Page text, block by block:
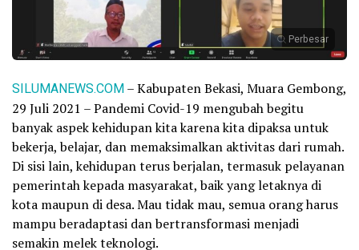
Perbesar
SILUMANEWS.COM– Kabupaten Bekasi, Muara Gembong,
29 Juli 2021 – Pandemi Covid-19 mengubah begitu
banyak aspek kehidupan kita karena kita dipaksa untuk
bekerja, belajar, dan memaksimalkan aktivitas dari rumah.
Di sisi lain, kehidupan terus berjalan, termasuk pelayanan
pemerintah kepada masyarakat, baik yang letaknya di
kota maupun di desa. Mau tidak mau, semua orang harus
mampu beradaptasi dan bertransformasi menjadi
semakin melek teknologi.